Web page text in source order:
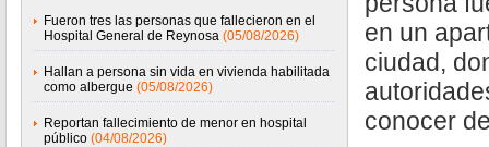
Fueron tres las personas que fallecieron en el
Hospital General de Reynosa (05/08/2026)
Hallan a persona sin vida en vivienda habilitada
como albergue (05/08/2026)
Reportan fallecimiento de menor en hospital
público (04/08/2026)
en un
ciudad,
conocer